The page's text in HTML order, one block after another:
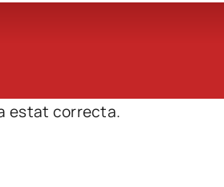
estat correcta.